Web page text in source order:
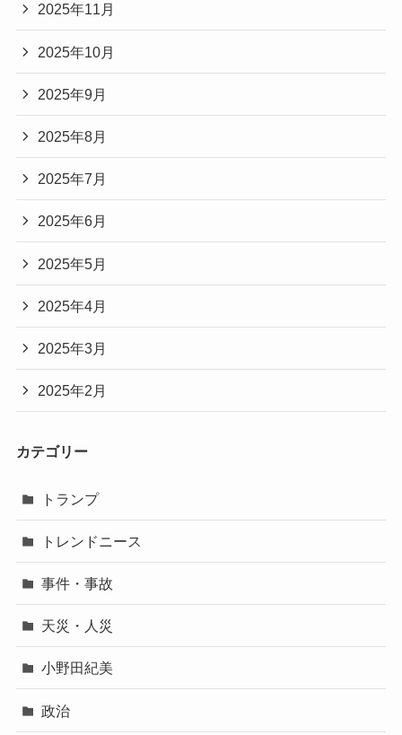
2025年11月
2025年10月
2025年9月
2025年8月
2025年7月
2025年6月
2025年5月
2025年4月
2025年3月
2025年2月
カテゴリー
トランプ
トレンドニース
事件・事故
天災・人災
小野田紀美
政治